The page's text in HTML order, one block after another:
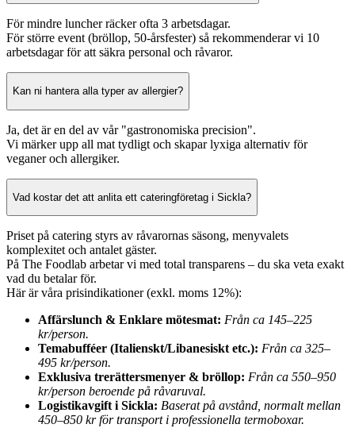
För mindre luncher räcker ofta 3 arbetsdagar.
För större event (bröllop, 50-årsfester) så rekommenderar vi 10
arbetsdagar för att säkra personal och råvaror.
Kan ni hantera alla typer av allergier?
Ja, det är en del av vår "gastronomiska precision".
Vi märker upp all mat tydligt och skapar lyxiga alternativ för
veganer och allergiker.
Vad kostar det att anlita ett cateringföretag i Sickla?
Priset på catering styrs av råvarornas säsong, menyvalets
komplexitet och antalet gäster.
På The Foodlab arbetar vi med total transparens – du ska veta exakt
vad du betalar för.
Här är våra prisindikationer (exkl. moms 12%):
Affärslunch & Enklare mötesmat: Från ca 145–225
kr/person.
Temabufféer (Italienskt/Libanesiskt etc.): Från ca 325–
495 kr/person.
Exklusiva trerättersmenyer & bröllop: Från ca 550–950
kr/person beroende på råvaruval.
Logistikavgift i Sickla: Baserat på avstånd, normalt mellan
450–850 kr för transport i professionella termoboxar.